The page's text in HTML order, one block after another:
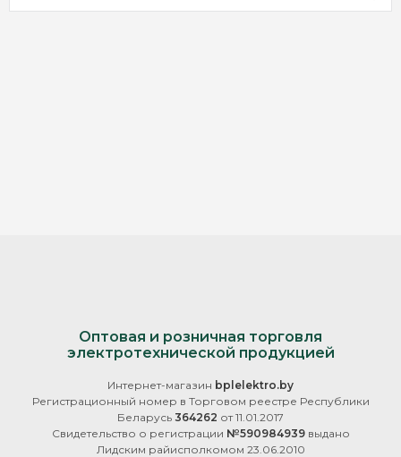
Оптовая и розничная торговля
электротехнической продукцией
Интернет-магазин bplelektro.by
Регистрационный номер в Торговом реестре Республики
Беларусь 364262 от 11.01.2017
Свидетельство о регистрации №590984939выдано
Лидским райисполкомом 23.06.2010